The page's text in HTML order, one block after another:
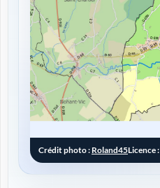
Crédit photo : Roland45Licence :